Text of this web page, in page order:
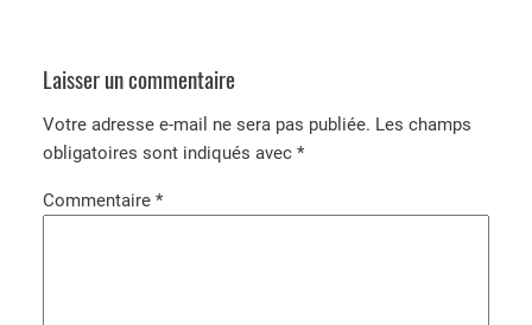
Laisser un commentaire
Votre adresse e-mail ne sera pas publiée. Les champs
obligatoires sont indiqués avec *
Commentaire *